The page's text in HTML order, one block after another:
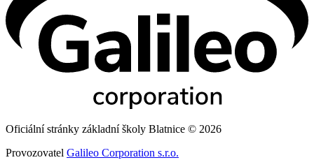
Oficiální stránky základní školy Blatnice © 2026
Provozovatel Galileo Corporation s.r.o.